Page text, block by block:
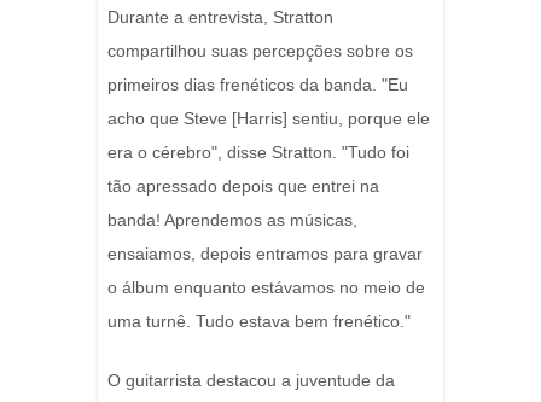
Durante a entrevista, Stratton
compartilhou suas percepções sobre os
primeiros dias frenéticos da banda. "Eu
acho que Steve [Harris] sentiu, porque ele
era o cérebro", disse Stratton. "Tudo foi
tão apressado depois que entrei na
banda! Aprendemos as músicas,
ensaiamos, depois entramos para gravar
o álbum enquanto estávamos no meio de
uma turnê. Tudo estava bem frenético."
O guitarrista destacou a juventude da